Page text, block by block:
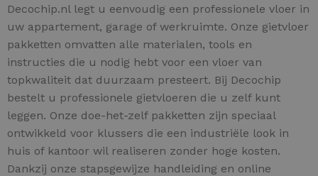
Decochip.nl legt u eenvoudig een professionele vloer in
uw appartement, garage of werkruimte. Onze gietvloer
pakketten omvatten alle materialen, tools en
instructies die u nodig hebt voor een vloer van
topkwaliteit dat duurzaam presteert. Bij Decochip
bestelt u professionele gietvloeren die u zelf kunt
leggen. Onze doe-het-zelf pakketten zijn speciaal
ontwikkeld voor klussers die een industriële look in
huis of kantoor wil realiseren zonder hoge kosten.
Dankzij onze stapsgewijze handleiding en online